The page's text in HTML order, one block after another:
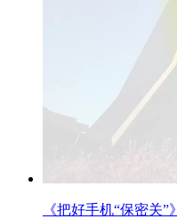
《把好手机“保密关”》